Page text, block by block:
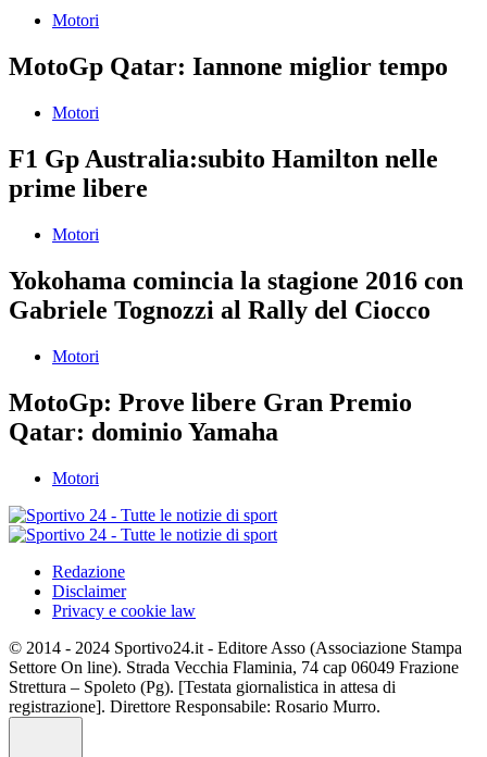
Motori
MotoGp Qatar: Iannone miglior tempo
Motori
F1 Gp Australia:subito Hamilton nelle
prime libere
Motori
Yokohama comincia la stagione 2016 con
Gabriele Tognozzi al Rally del Ciocco
Motori
MotoGp: Prove libere Gran Premio
Qatar: dominio Yamaha
Motori
Redazione
Disclaimer
Privacy e cookie law
© 2014 - 2024 Sportivo24.it - Editore Asso (Associazione Stampa
Settore On line). Strada Vecchia Flaminia, 74 cap 06049 Frazione
Strettura – Spoleto (Pg). [Testata giornalistica in attesa di
registrazione]. Direttore Responsabile: Rosario Murro.